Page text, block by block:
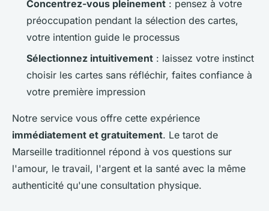
Concentrez-vous pleinement : pensez à votre
préoccupation pendant la sélection des cartes,
votre intention guide le processus
Sélectionnez intuitivement : laissez votre instinct
choisir les cartes sans réfléchir, faites confiance à
votre première impression
Notre service vous offre cette expérience
immédiatement et gratuitement. Le tarot de
Marseille traditionnel répond à vos questions sur
l'amour, le travail, l'argent et la santé avec la même
authenticité qu'une consultation physique.